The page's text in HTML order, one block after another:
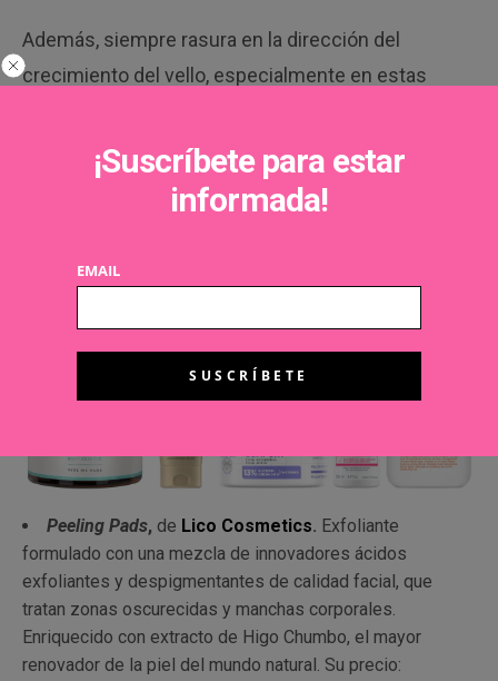
Además, siempre rasura en la dirección del
crecimiento del vello, especialmente en estas
si notas que una zona se irrita con facilidad, alterna
la cuchilla con otros métodos más suaves o
espacía las depilaciones. A veces, dejar respirar la
Peeling Pads, de Lico Cosmetics. Exfoliante
formulado con una mezcla de innovadores ácidos
exfoliantes y despigmentantes de calidad facial, que
tratan zonas oscurecidas y manchas corporales.
Enriquecido con extracto de Higo Chumbo, el mayor
renovador de la piel del mundo natural. Su precio:
¡Suscríbete para estar
informada!
EMAIL